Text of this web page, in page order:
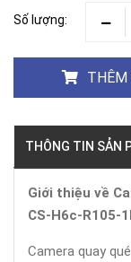
Số lượng:
THÊM
THÔNG TIN SẢN
Giới thiệu về
CS-H6c-R105-
Camera quay